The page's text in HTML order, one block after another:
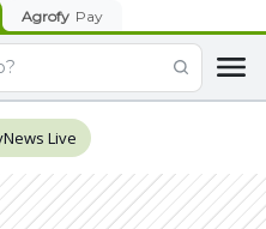
Agrofy Pay
Live